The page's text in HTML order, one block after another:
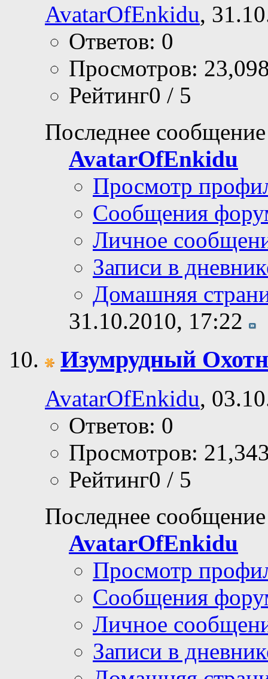
AvatarOfEnkidu,
Ответов: 0
Просмотров:
Рейтинг0 / 5
Последнее
AvatarOfEnkidu
Просмотр
Сообщения
Личное
Записи в
Домашняя
31.10.2010, 17:22
Изумрудный
AvatarOfEnkidu,
Ответов: 0
Просмотров:
Рейтинг0 / 5
Последнее
AvatarOfEnkidu
Просмотр
Сообщения
Личное
Записи в